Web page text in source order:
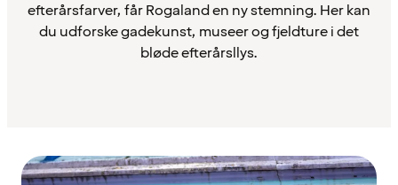
efterårsfarver, får Rogaland en ny stemning. Her kan
du udforske gadekunst, museer og fjeldture i det
bløde efterårsllys.